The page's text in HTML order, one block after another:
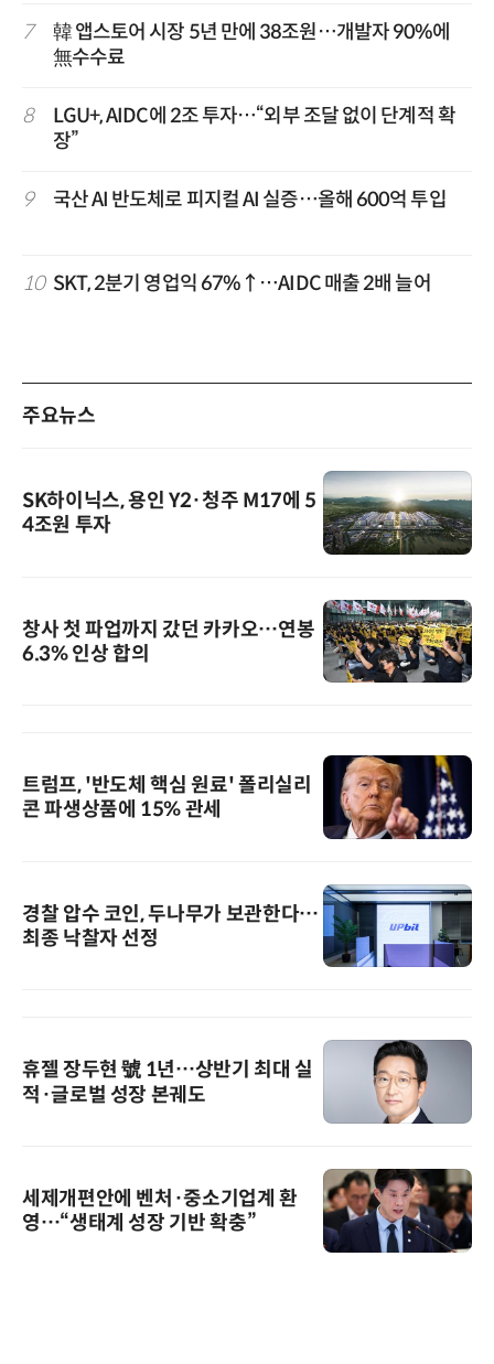
7
韓 앱스토어 시장 5년 만에 38조원…개발자 90%에
無수수료
8
LGU+, AIDC에 2조 투자…“외부 조달 없이 단계적 확
장”
9 국산 AI 반도체로 피지컬 AI 실증…올해 600억 투입
10 SKT, 2분기 영업익 67%↑…AIDC 매출 2배 늘어
주요뉴스
SK하이닉스, 용인 Y2·청주 M17에 5
4조원 투자
창사 첫 파업까지 갔던 카카오…연봉
6.3% 인상 합의
트럼프, '반도체 핵심 원료' 폴리실리
콘 파생상품에 15% 관세
경찰 압수 코인, 두나무가 보관한다…
최종 낙찰자 선정
휴젤 장두현 號 1년…상반기 최대 실
적·글로벌 성장 본궤도
세제개편안에 벤처·중소기업계 환
영…“생태계 성장 기반 확충”